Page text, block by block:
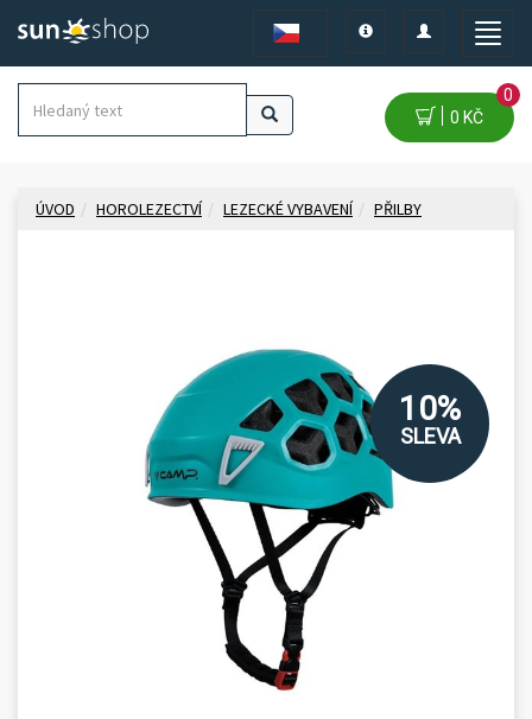
Toggle
Toggle
navigation
Toggle
0 KČ
0
ÚVOD HOROLEZECTVÍ LEZECKÉ VYBAVENÍ PŘILBY
10%
SLEVA